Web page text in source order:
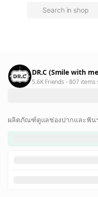
DR.C (Smile with
5.6K Friends 807 items
ผลิตภัณฑ์ดูแลช่องปากและฟัน